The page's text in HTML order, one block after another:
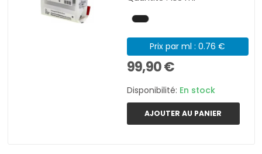
Prix par ml : 0.76 €
99,90 €
Disponibilité: En stock
AJOUTER AU PANIER